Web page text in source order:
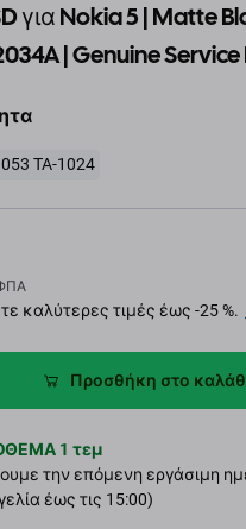
για Nokia 5 | Matte
| Genuine
TA-1024
καλύτερες τιμές έως -25 %.
Προσθήκη στο
1 τεμ
την επόμενη εργάσιμη
έως τις 15:00)